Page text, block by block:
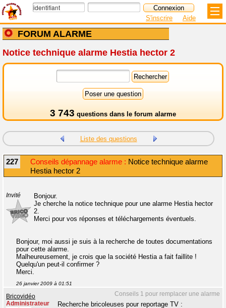
FORUM ALARME
S'inscrire Aide
Notice technique alarme Hestia hector 2
3 743 questions dans le forum alarme
Liste des questions
227 Conseils dépannage alarme : Notice technique alarme
Hestia hector 2
Invité
Bonjour.
Je cherche la notice technique pour une alarme Hestia hector
2.
Merci pour vos réponses et téléchargements éventuels.
Bonjour, moi aussi je suis à la recherche de toutes documentations
pour cette alarme.
Malheureusement, je crois que la société Hestia a fait faillite !
Quelqu'un peut-il confirmer ?
Merci.
26 janvier 2009 à 01:51
Conseils 1 pour remplacer une alarme
Bricovidéo
Administrateur
Recherche bricoleuses pour reportage TV :